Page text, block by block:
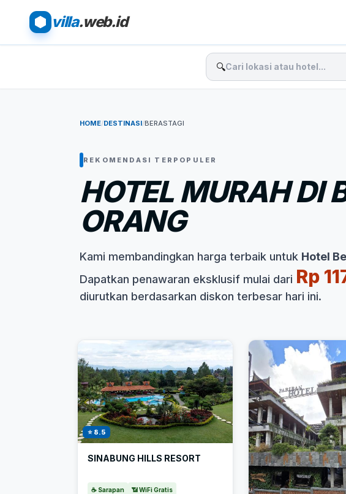
villa.web.id
🔍
HOME/DESTINASI/BERASTAGI
REKOMENDASI TERPOPULER
HOTEL MURAH DI
ORANG
Kami membandingkan harga terbaik untuk Hotel
Dapatkan penawaran eksklusif mulai dari Rp
diurutkan berdasarkan diskon terbesar hari ini.
⭐ 8.5
SINABUNG HILLS RESORT
☕ Sarapan 📶 WiFi Gratis